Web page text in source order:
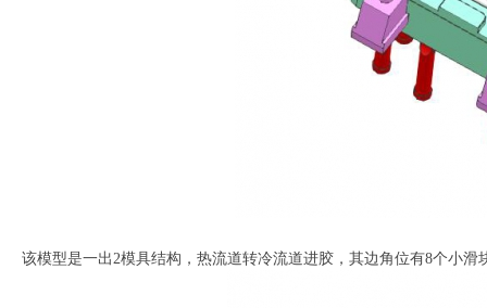
该模型是一出2模具结构，热流道转冷流道进胶，其边角位有8个小